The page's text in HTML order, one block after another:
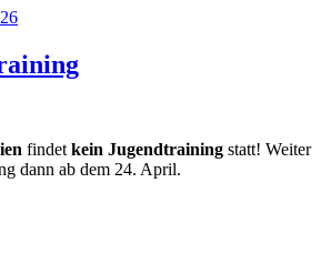
findet kein Jugendtraining statt! Weiter
dann ab dem 24. April.